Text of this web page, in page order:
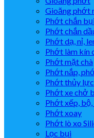
Gioăng phớt
Phớt chắn bụi
Phớt chắn
Phớt dạ, nỉ,
Phớt làm kín
Phớt mặt chà
Phớt nắp,
Phớt thủy lực
Phớt xe chở
Phớt xếp, bộ,
Phớt xoay
Phớt lò xo
Lọc bụi